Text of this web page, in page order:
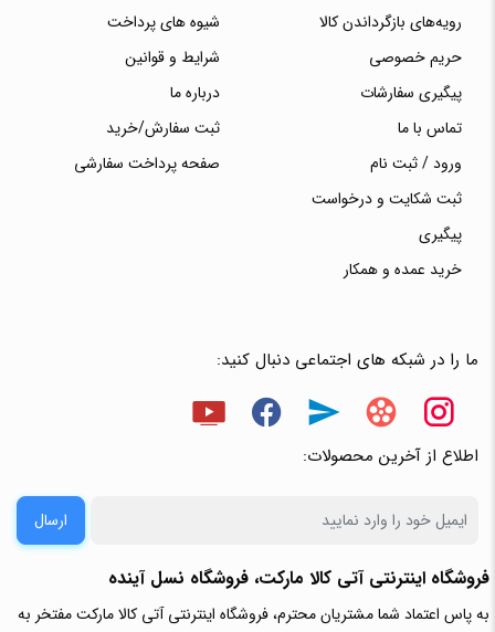
رویه‌های بازگرداندن کالا
حریم خصوصی
پیگیری سفارشات
تماس با ما
ورود / ثبت نام
ثبت شکایت و درخواست
پیگیری
خرید عمده و همکار
شیوه های پرداخت
شرایط و قوانین
درباره ما
ثبت سفارش/خرید
صفحه پرداخت سفارشی
ما را در شبکه های اجتماعی دنبال کنید:
اطلاع از آخرین محصولات:
ارسال
فروشگاه اینترنتی آتی‌ کالا مارکت، فروشگاه نسل آینده
به پاس اعتماد شما مشتریان محترم، فروشگاه اینترنتی آتی کالا مارکت مفتخر به